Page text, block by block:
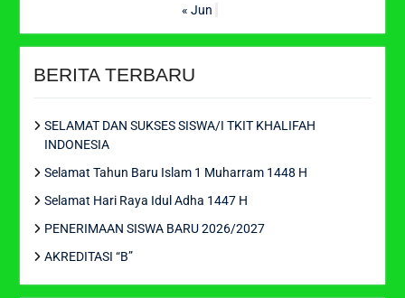
« Jun
BERITA TERBARU
SELAMAT DAN SUKSES SISWA/I TKIT KHALIFAH
INDONESIA
Selamat Tahun Baru Islam 1 Muharram 1448 H
Selamat Hari Raya Idul Adha 1447 H
PENERIMAAN SISWA BARU 2026/2027
AKREDITASI “B”